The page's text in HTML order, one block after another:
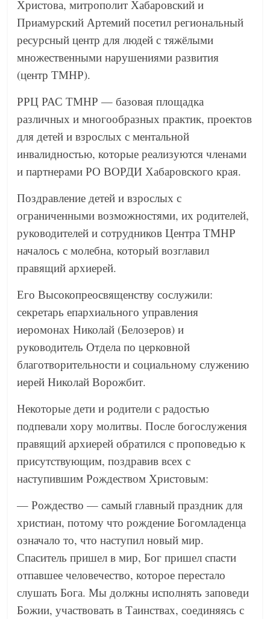
Христова, митрополит Хабаровский и
Приамурский Артемий посетил региональный
ресурсный центр для людей с тяжёлыми
множественными нарушениями развития
(центр ТМНР).
РРЦ РАС ТМНР — базовая площадка
различных и многообразных практик, проектов
для детей и взрослых с ментальной
инвалидностью, которые реализуются членами
и партнерами РО ВОРДИ Хабаровского края.
Поздравление детей и взрослых с
ограниченными возможностями, их родителей,
руководителей и сотрудников Центра ТМНР
началось с молебна, который возглавил
правящий архиерей.
Его Высокопреосвященству сослужили:
секретарь епархиального управления
иеромонах Николай (Белозеров) и
руководитель Отдела по церковной
благотворительности и социальному служению
иерей Николай Ворожбит.
Некоторые дети и родители с радостью
подпевали хору молитвы. После богослужения
правящий архиерей обратился с проповедью к
присутствующим, поздравив всех с
наступившим Рождеством Христовым:
— Рождество — самый главный праздник для
христиан, потому что рождение Богомладенца
означало то, что наступил новый мир.
Спаситель пришел в мир, Бог пришел спасти
отпавшее человечество, которое перестало
слушать Бога. Мы должны исполнять заповеди
Божии, участвовать в Таинствах, соединяясь с